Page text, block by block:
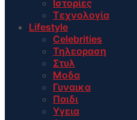
Ιστορίες
Τεχνολογία
Lifestyle
Celebrities
Τηλεοραση
Στυλ
Μοδα
Γυναικα
Παιδι
Υγεια